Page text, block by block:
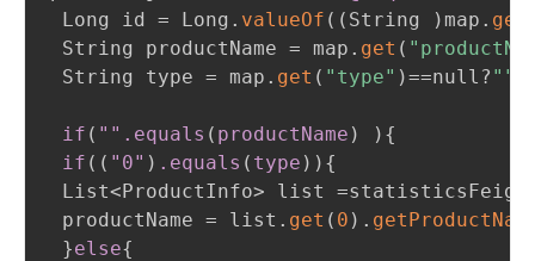
Long id = Long. valueOf ( ( String ) map. get
String productName = map. get (
String type = map. get ( "type" )==null? ""
if ( "" .equals ( productName ) ) {
if ( ( "0" ) .equals ( type ) ) {
List<ProductInfo> list
productName = list. get ( 0 ) .
}else{